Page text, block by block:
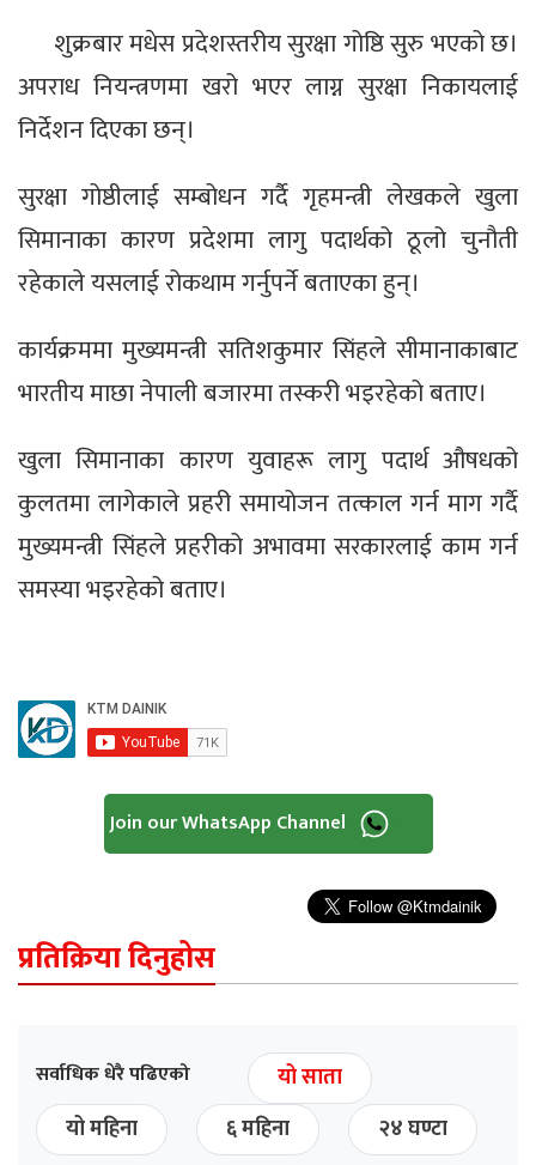
शुक्रबार मधेस प्रदेशस्तरीय सुरक्षा गोष्ठि सुरु भएको छ।
अपराध नियन्त्रणमा खरो भएर लाग्न सुरक्षा निकायलाई
निर्देशन दिएका छन्।
सुरक्षा गोष्ठीलाई सम्बोधन गर्दै गृहमन्त्री लेखकले खुला
सिमानाका कारण प्रदेशमा लागु पदार्थको ठूलो चुनौती
रहेकाले यसलाई रोकथाम गर्नुपर्ने बताएका हुन्।
कार्यक्रममा मुख्यमन्त्री सतिशकुमार सिंहले सीमानाकाबाट
भारतीय माछा नेपाली बजारमा तस्करी भइरहेको बताए।
खुला सिमानाका कारण युवाहरू लागु पदार्थ औषधको
कुलतमा लागेकाले प्रहरी समायोजन तत्काल गर्न माग गर्दै
मुख्यमन्त्री सिंहले प्रहरीको अभावमा सरकारलाई काम गर्न
समस्या भइरहेको बताए।
Join our WhatsApp Channel
प्रतिक्रिया दिनुहोस
सर्वाधिक धेरै पढिएको
यो साता
यो महिना
६ महिना २४ घण्टा